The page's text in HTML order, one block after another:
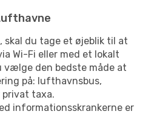
skal du tage et øjeblik til at
Wi-Fi eller med et lokalt
vælge den bedste måde at
på: lufthavnsbus,
taxa.
informationsskrankerne er